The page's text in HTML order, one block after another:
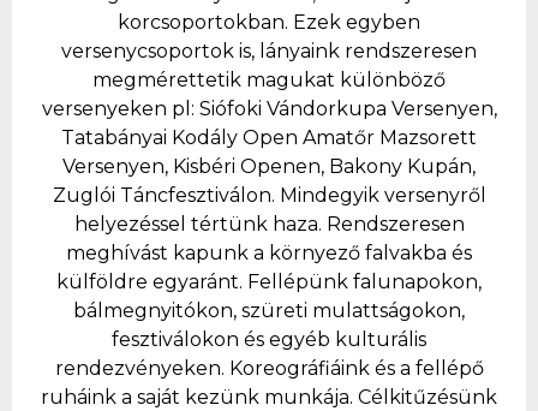
korcsoportokban. Ezek egyben
versenycsoportok is, lányaink rendszeresen
megmérettetik magukat különböző
versenyeken pl: Siófoki Vándorkupa Versenyen,
Tatabányai Kodály Open Amatőr Mazsorett
Versenyen, Kisbéri Openen, Bakony Kupán,
Zuglói Táncfesztiválon. Mindegyik versenyről
helyezéssel tértünk haza. Rendszeresen
meghívást kapunk a környező falvakba és
külföldre egyaránt. Fellépünk falunapokon,
bálmegnyitókon, szüreti mulattságokon,
fesztiválokon és egyéb kulturális
rendezvényeken. Koreográfiáink és a fellépő
ruháink a saját kezünk munkája. Célkitűzésünk